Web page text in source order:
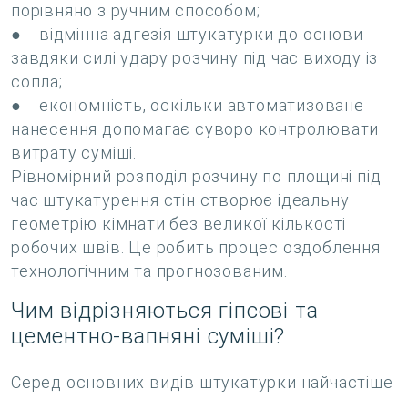
порівняно з ручним способом;
● відмінна адгезія штукатурки до основи
завдяки силі удару розчину під час виходу із
сопла;
● економність, оскільки автоматизоване
нанесення допомагає суворо контролювати
витрату суміші.
Рівномірний розподіл розчину по площині під
час штукатурення стін створює ідеальну
геометрію кімнати без великої кількості
робочих швів. Це робить процес оздоблення
технологічним та прогнозованим.
Чим відрізняються гіпсові та
цементно-вапняні суміші?
Серед основних видів штукатурки найчастіше